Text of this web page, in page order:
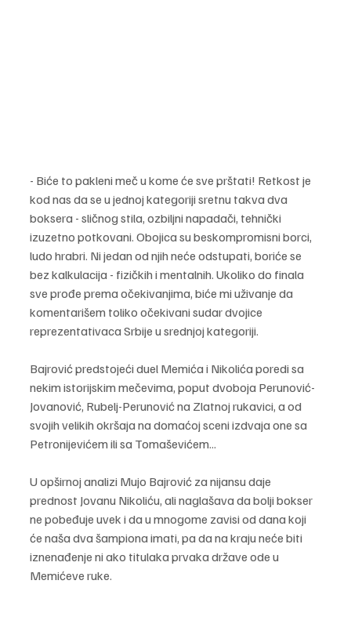
- Biće to pakleni meč u kome će sve prštati! Retkost je
kod nas da se u jednoj kategoriji sretnu takva dva
boksera - sličnog stila, ozbiljni napadači, tehnički
izuzetno potkovani. Obojica su beskompromisni borci,
ludo hrabri. Ni jedan od njih neće odstupati, boriće se
bez kalkulacija - fizičkih i mentalnih. Ukoliko do finala
sve prođe prema očekivanjima, biće mi uživanje da
komentarišem toliko očekivani sudar dvojice
reprezentativaca Srbije u srednjoj kategoriji.
Bajrović predstojeći duel Memića i Nikolića poredi sa
nekim istorijskim mečevima, poput dvoboja Perunović-
Jovanović, Rubelj-Perunović na Zlatnoj rukavici, a od
svojih velikih okršaja na domaćoj sceni izdvaja one sa
Petronijevićem ili sa Tomaševićem...
U opširnoj analizi Mujo Bajrović za nijansu daje
prednost Jovanu Nikoliću, ali naglašava da bolji bokser
ne pobeđuje uvek i da u mnogome zavisi od dana koji
će naša dva šampiona imati, pa da na kraju neće biti
iznenađenje ni ako titulaka prvaka države ode u
Memićeve ruke.